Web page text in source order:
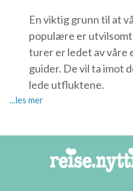
En viktig grunn til at
populære er
turer er ledet av våre
guider. De vil ta imot
lede utfluktene.